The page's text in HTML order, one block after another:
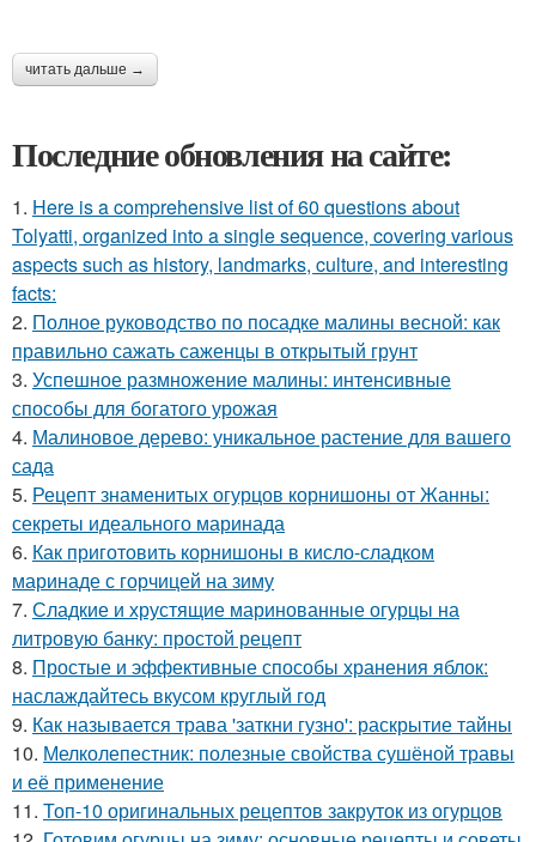
читать дальше →
Последние обновления на сайте:
1. Here is a comprehensive list of 60 questions about
Tolyatti, organized into a single sequence, covering various
aspects such as history, landmarks, culture, and interesting
facts:
2. Полное руководство по посадке малины весной: как
правильно сажать саженцы в открытый грунт
3. Успешное размножение малины: интенсивные
способы для богатого урожая
4. Малиновое дерево: уникальное растение для вашего
сада
5. Рецепт знаменитых огурцов корнишоны от Жанны:
секреты идеального маринада
6. Как приготовить корнишоны в кисло-сладком
маринаде с горчицей на зиму
7. Сладкие и хрустящие маринованные огурцы на
литровую банку: простой рецепт
8. Простые и эффективные способы хранения яблок:
наслаждайтесь вкусом круглый год
9. Как называется трава 'заткни гузно': раскрытие тайны
10. Мелколепестник: полезные свойства сушёной травы
и её применение
11. Топ-10 оригинальных рецептов закруток из огурцов